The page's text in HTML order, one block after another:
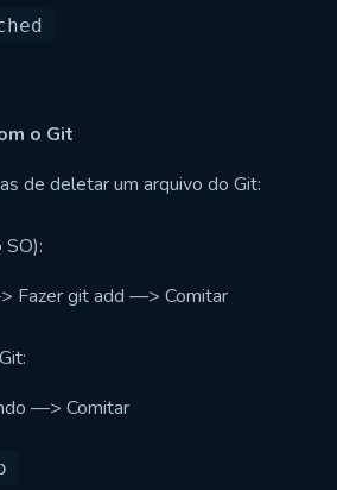
o Git
de deletar um arquivo do Git:
Fazer git add —> Comitar
—> Comitar